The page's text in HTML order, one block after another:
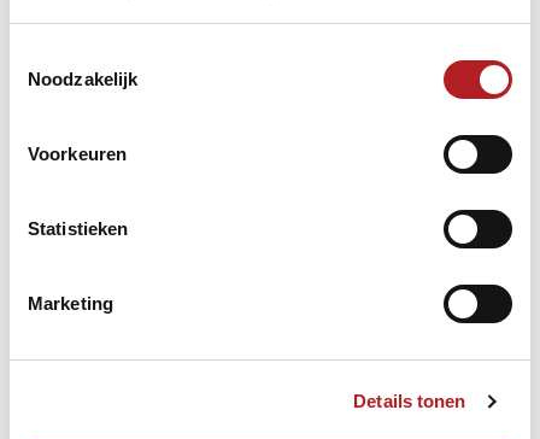
Noodzakelijk
Voorkeuren
Statistieken
Marketing
Details tonen
Bennie Deegens, manager van Etikon, de nieuwe koploper:
Vooral de laatste acht jaar heeft dit team alle